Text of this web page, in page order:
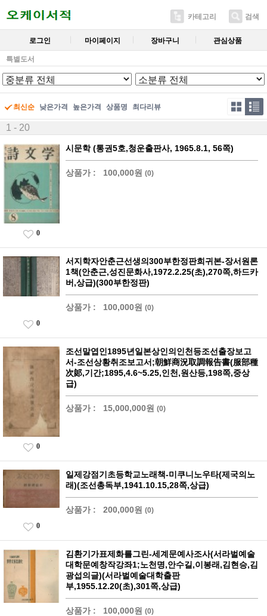
카테고리 검색
로그인 마이페이지 장바구니 관심상품
특별도서
최신순 낮은가격 높은가격 상품명 최다리뷰
1 - 20
시문학 (통권5호,청운출판사, 1965.8.1, 56쪽)
상품가 : 100,000원 (0)
0
서지학자안춘근선생의300부한정판희귀본-장서원론
1책(안춘근,성진문화사,1972.2.25(초),270쪽,하드카
버,상급)(300부한정판)
상품가 : 100,000원 (0)
0
조선말엽인1895년일본상인의인천등조선출장보고
서-조선상황취조보고서;朝鮮商況取調報告書(服部種
次郞,기간;1895,4.6~5.25,인천,원산등,198쪽,중상
급)
상품가 : 15,000,000원 (0)
0
일제강점기초등학교노래책-미쿠니노우타(제국의노
래)(조선총독부,1941.10.15,28쪽,상급)
상품가 : 200,000원 (0)
0
김환기가표제화를그린-세계문예사조사(서라벌예술
대학문예창작강좌1;노천명,안수길,이봉래,김현승,김
광섭의글)(서라벌예술대학출판
부,1955.12.20(초),301쪽,상급)
상품가 : 100,000원 (0)